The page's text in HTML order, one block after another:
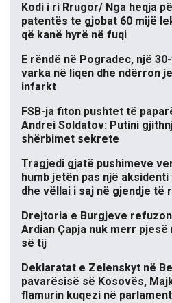
Kodi i ri Rrugor/ Nga heqja
patentës te gjobat 60 mijë
që kanë hyrë në fuqi
E rëndë në Pogradec, një
varka në liqen dhe ndërron
infarkt
FSB-ja fiton pushtet të
Andrei Soldatov: Putini
shërbimet sekrete
Tragjedi gjatë pushimeve
humb jetën pas një
dhe vëllai i saj në gjendje të
Drejtoria e Burgjeve
Ardian Çapja nuk merr
së tij
Deklaratat e Zelenskyt në
pavarësisë së Kosovës,
flamurin kuqezi në